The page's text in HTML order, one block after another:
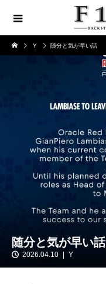
Y 随分と気が早い話
随分と気が早い話
2026.04.10 Y